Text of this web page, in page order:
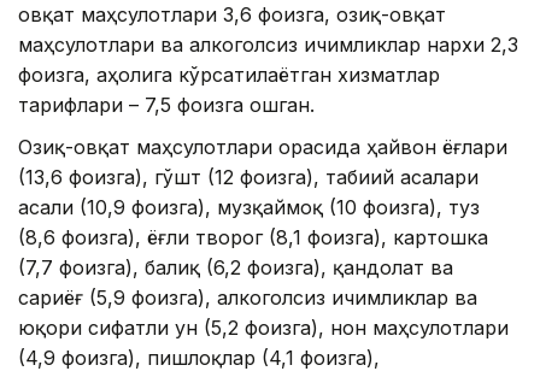
овқат маҳсулотлари 3,6 фоизга, озиқ-овқат
маҳсулотлари ва алкоголсиз ичимликлар нархи 2,3
фоизга, аҳолига кўрсатилаётган хизматлар
тарифлари – 7,5 фоизга ошган.
Озиқ-овқат маҳсулотлари орасида ҳайвон ёғлари
(13,6 фоизга), гўшт (12 фоизга), табиий асалари
асали (10,9 фоизга), музқаймоқ (10 фоизга), туз
(8,6 фоизга), ёғли творог (8,1 фоизга), картошка
(7,7 фоизга), балиқ (6,2 фоизга), қандолат ва
сариёғ (5,9 фоизга), алкоголсиз ичимликлар ва
юқори сифатли ун (5,2 фоизга), нон маҳсулотлари
(4,9 фоизга), пишлоқлар (4,1 фоизга),